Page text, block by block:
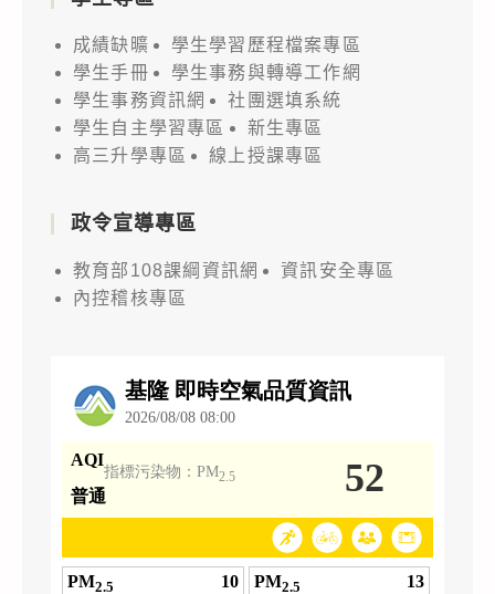
成績缺曠
學生學習歷程檔案專區
學生手冊
學生事務與轉導工作網
學生事務資訊網
社團選填系統
學生自主學習專區
新生專區
高三升學專區
線上授課專區
政令宣導專區
教育部108課綱資訊網
資訊安全專區
內控稽核專區